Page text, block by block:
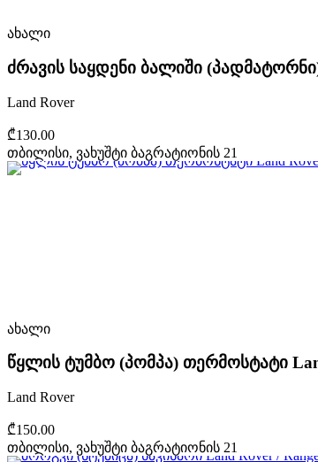
ახალი
ძრავის საყდენი ბალიში
Land Rover
₾130.00
თბილისი, ვახუშტი ბაგრატიონის 21
ახალი
წყლის ტუმბო (პომპა) თერმოსტატი
Land Rover
₾150.00
თბილისი, ვახუშტი ბაგრატიონის 21